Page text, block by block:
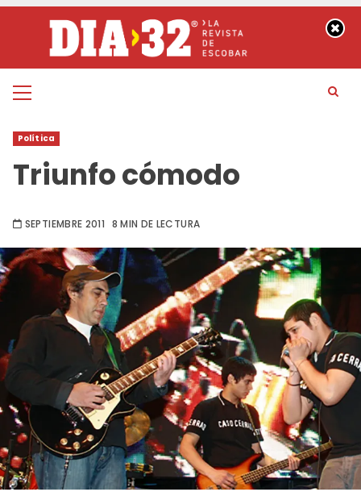
contenido
Menú
Política
Triunfo cómodo
SEPTIEMBRE 2011 8 MIN DE LECTURA